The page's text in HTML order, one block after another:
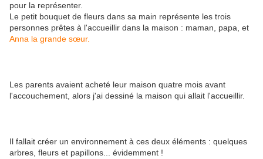
pour la représenter.
Le petit bouquet de fleurs dans sa main représente les trois
personnes prêtes à l'accueillir dans la maison : maman, papa, et
Anna la grande sœur.
Les parents avaient acheté leur maison quatre mois avant
l'accouchement, alors j'ai dessiné la maison qui allait l'accueillir.
Il fallait créer un environnement à ces deux éléments : quelques
arbres, fleurs et papillons... évidemment !